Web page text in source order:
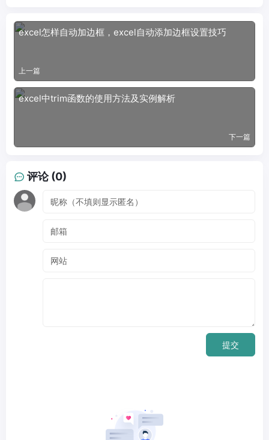
excel怎样自动加边框，excel自动添加边框设置技巧
上一篇
excel中trim函数的使用方法及实例解析
下一篇
评论 (0)
提交